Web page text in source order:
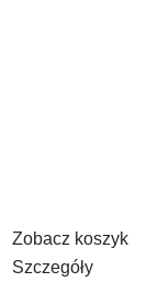
Zobacz koszyk
Szczegóły